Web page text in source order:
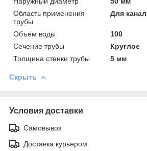
Область применения
трубы
Для
Объем воды
100
Сечение трубы
Круглое
Толщина стенки трубы
5 мм
Скрыть
Условия доставки
Самовывоз
Доставка курьером